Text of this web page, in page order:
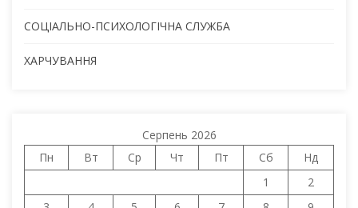
СОЦІАЛЬНО-ПСИХОЛОГІЧНА СЛУЖБА
ХАРЧУВАННЯ
Серпень 2026
Пн
Вт Ср Чт Пт Сб
Нд
1
2